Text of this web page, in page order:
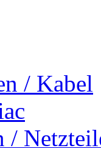
/ Kabel
/